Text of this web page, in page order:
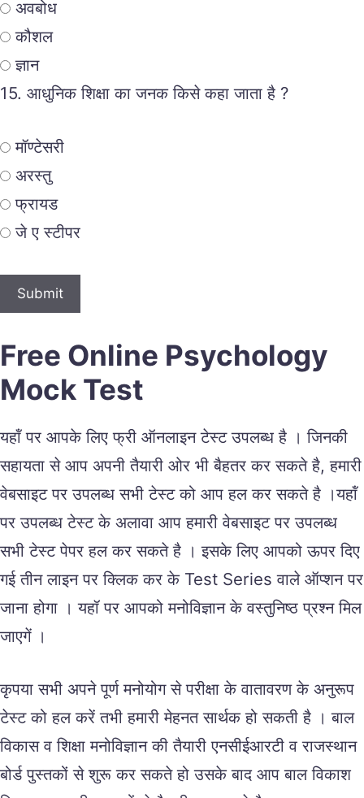
अवबोध
कौशल
ज्ञान
15. आधुनिक शिक्षा का जनक किसे कहा जाता है ?
मॉण्टेसरी
अरस्तु
फ्रायड
जे ए स्टीपर
Free Online Psychology
Mock Test
यहॉं पर आपके लिए फ्री ऑनलाइन टेस्ट उपलब्ध है । जिनकी
सहायता से आप अपनी तैयारी ओर भी बैहतर कर सकते है, हमारी
वेबसाइट पर उपलब्ध सभी टेस्ट को आप हल कर सकते है ।यहॉं
पर उपलब्ध टेस्ट के अलावा आप हमारी वेबसाइट पर उपलब्ध
सभी टेस्ट पेपर हल कर सकते है । इसके लिए आपको ऊपर दिए
गई तीन लाइन पर क्लिक कर के Test Series वाले ऑप्शन पर
जाना होगा । यहॉ पर आपको मनोविज्ञान के वस्तुनिष्ठ प्रश्न मिल
जाएगें ।
कृपया सभी अपने पूर्ण मनोयोग से परीक्षा के वातावरण के अनुरूप
टेस्ट को हल करें तभी हमारी मेहनत सार्थक हो सकती है । बाल
विकास व शिक्षा मनोविज्ञान की तैयारी एनसीईआरटी व राजस्थान
बोर्ड पुस्तकों से शुरू कर सकते हो उसके बाद आप बाल विकाश